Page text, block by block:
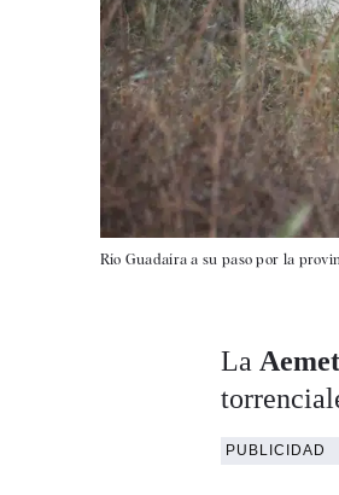
Río Guadaíra a su paso por la
La Aemet
PUBLICIDAD